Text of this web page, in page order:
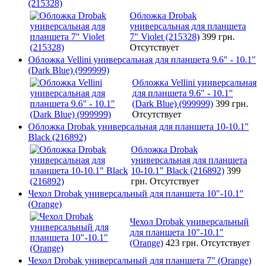
(215328)
Обложка Drobak
универсальная для планшета
7" Violet (215328) 399 грн.
Отсутствует
Обложка Vellini универсальная для планшета 9.6" - 10.1"
(Dark Blue) (999999)
Обложка Vellini универсальная
для планшета 9.6" - 10.1"
(Dark Blue) (999999) 399 грн.
Отсутствует
Обложка Drobak универсальная для планшета 10-10.1"
Black (216892)
Обложка Drobak
универсальная для планшета
10-10.1" Black (216892) 399
грн. Отсутствует
Чехол Drobak универсальный для планшета 10"-10.1"
(Orange)
Чехол Drobak универсальный
для планшета 10"-10.1"
(Orange) 423 грн. Отсутствует
Чехол Drobak универсальный для планшета 7" (Orange)